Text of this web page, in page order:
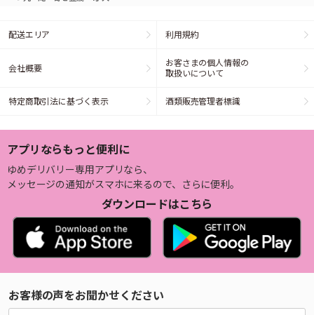
配送エリア 利用規約
会社概要
お客さまの個人情報の
取扱いについて
特定商取引法に基づく表示 酒類販売管理者標識
アプリならもっと便利に
ゆめデリバリー専用アプリなら、
メッセージの通知がスマホに来るので、さらに便利。
ダウンロードはこちら
お客様の声をお聞かせください